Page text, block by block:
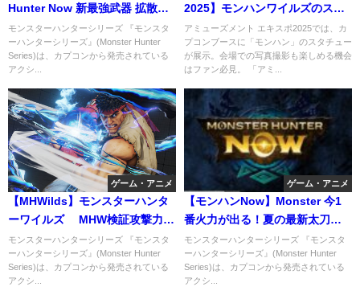
Hunter Now 新最強武器 拡散リ
オレイア亜種龍弓装備
モンスターハンターシリーズ 『モンスタ
ーハンターシリーズ』(Monster Hunter
Series)は、カプコンから発売されている
アクシ...
2025】モンハンワイルズのスタ
チューが展示！ 写真撮影もOK
アミューズメント エキスポ2025では、カ
プコンブースに「モンハン」のスタチュー
が展示。会場での写真撮影も楽しめる機会
はファン必見。 「アミ...
ゲーム・アニメ
【MHWilds】モンスターハンタ
ーワイルズ MHW検証攻撃力ア
ップ積んだら威力は上がる?
モンスターハンターシリーズ 『モンスタ
ーハンターシリーズ』(Monster Hunter
Series)は、カプコンから発売されている
アクシ...
ゲーム・アニメ
【モンハンNow】Monster 今1
番火力が出る！夏の最新太刀装
備がマジで楽しすぎるぞ！
モンスターハンターシリーズ 『モンスタ
ーハンターシリーズ』(Monster Hunter
Series)は、カプコンから発売されている
アクシ...